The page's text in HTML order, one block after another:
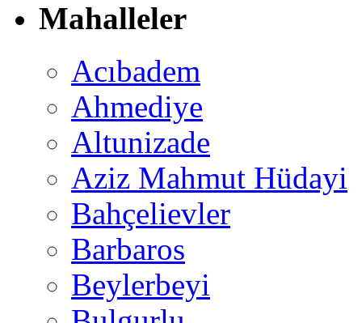
Mahalleler
Acıbadem
Ahmediye
Altunizade
Aziz Mahmut Hüdayi
Bahçelievler
Barbaros
Beylerbeyi